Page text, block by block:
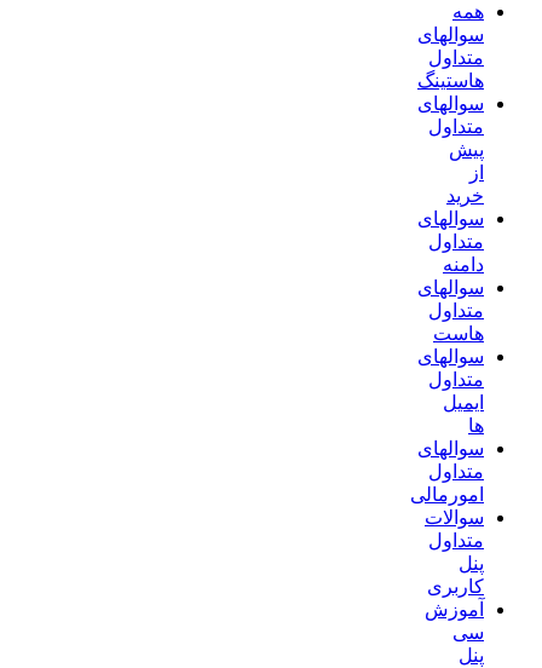
همه
سوالهای
متداول
هاستینگ
سوالهای
متداول
پیش
از
خرید
سوالهای
متداول
دامنه
سوالهای
متداول
هاست
سوالهای
متداول
ایمیل
ها
سوالهای
متداول
امورمالی
سوالات
متداول
پنل
کاربری
آموزش
سی
پنل